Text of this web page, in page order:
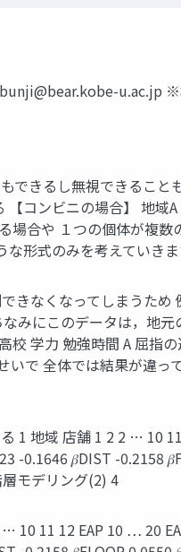
bunji@bear.kobe-u.ac.jp ※
できるし無視できるこ
コンビニの場合】 地
合や １つの個体が複数
な形式のみを考えていき
きなくなってしまうた
みにこのデータは，地
学力 勉強時間 A 屈指
で 全体では結果が違
1 地域 店舗 1 2 2 … 10
0.1646 𝛽DIST -0.2158
モデリング(2) 4
10 11 12 EAP 10 … 20